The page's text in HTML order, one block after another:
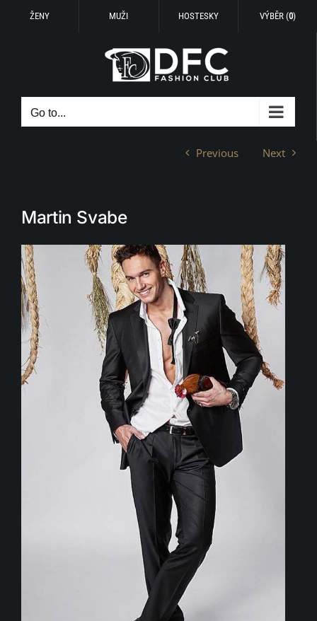
ŽENY MUŽI HOSTESKY VÝBĚR (0)
Go to...
Previous Next
Martin Svabe